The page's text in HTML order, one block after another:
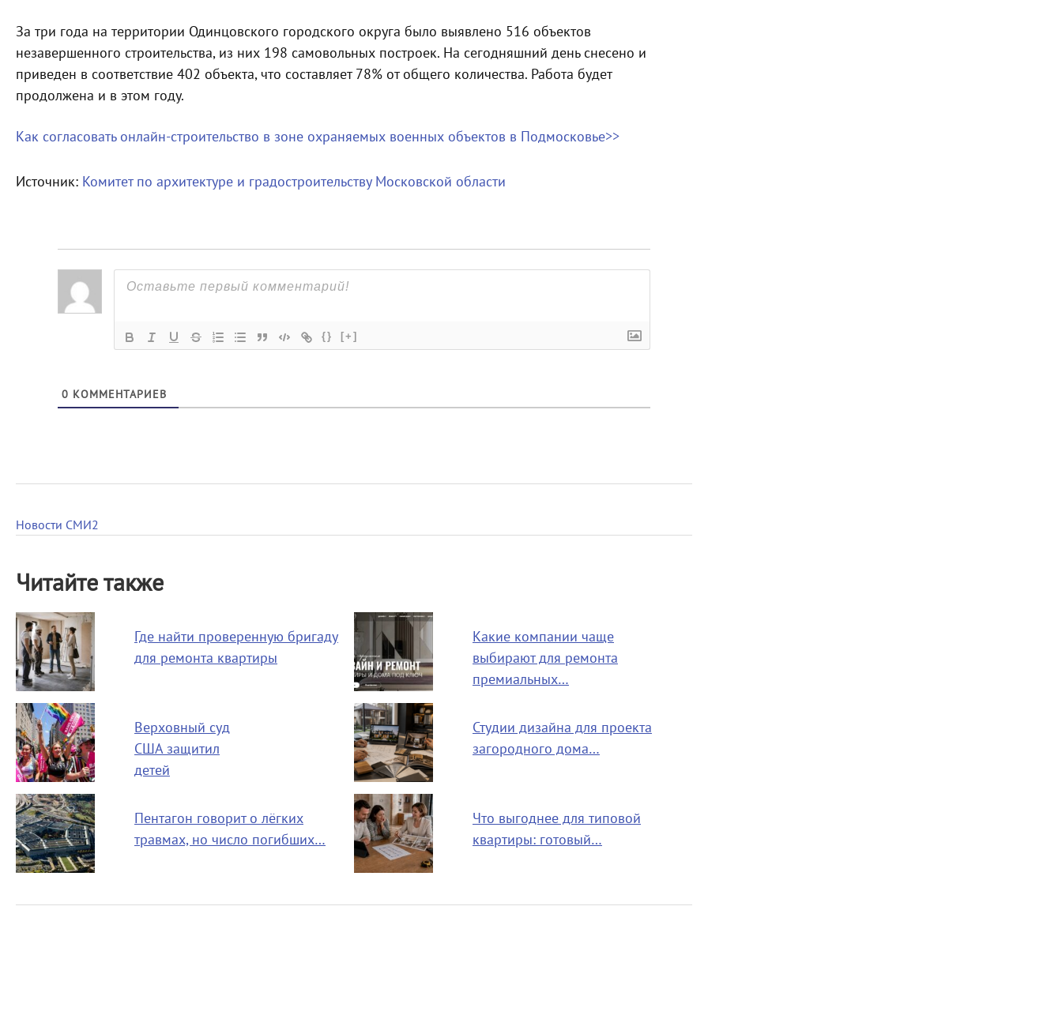
За три года на территории Одинцовского городского округа было выявлено 516 объектов
незавершенного строительства, из них 198 самовольных построек. На сегодняшний день снесено и
приведен в соответствие 402 объекта, что составляет 78% от общего количества. Работа будет
продолжена и в этом году.
Как согласовать онлайн-строительство в зоне охраняемых военных объектов в Подмосковье>>
Источник: Комитет по архитектуре и градостроительству Московской области
{} [+]
0 КОММЕНТАРИЕВ
Новости СМИ2
Читайте также
Где найти проверенную бригаду
для ремонта квартиры
Какие компании чаще
выбирают для ремонта
премиальных…
Верховный суд
США защитил
детей
Студии дизайна для проекта
загородного дома…
Пентагон говорит о лёгких
травмах, но число погибших…
Что выгоднее для типовой
квартиры: готовый…